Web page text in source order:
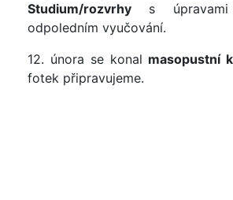
Studium/rozvrhy s
odpoledním vyučování.
12. února se konal masopustní
fotek připravujeme.